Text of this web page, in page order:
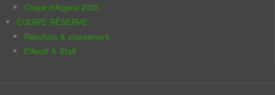
Coupe d'Algérie 2023
ÉQUIPE RÉSERVE
Résultats & classement
Effectif & Staff